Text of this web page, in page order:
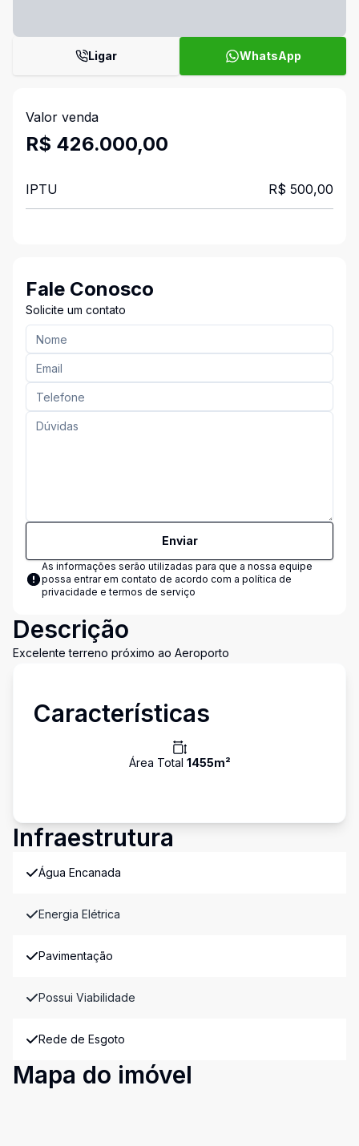
Ligar WhatsApp
Valor venda
R$ 426.000,00
IPTU R$ 500,00
Fale Conosco
Solicite um contato
Enviar
As informações serão utilizadas para que a nossa equipe
possa entrar em contato de acordo com a política de
privacidade e termos de serviço
Descrição
Excelente terreno próximo ao Aeroporto
Características
Área Total 1455m²
Infraestrutura
Água Encanada
Energia Elétrica
Pavimentação
Possui Viabilidade
Rede de Esgoto
Mapa do imóvel